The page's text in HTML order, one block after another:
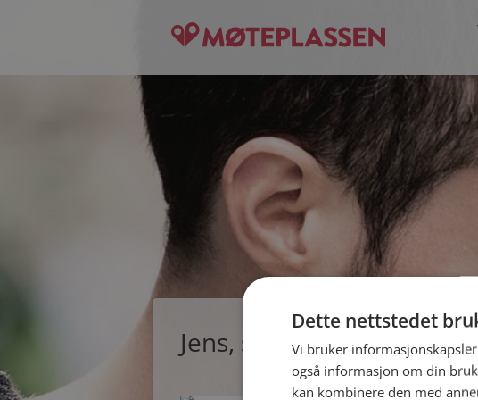
Jens, single mann fra
Dette nettstedet
Vi bruker
også informasjon om din
kan kombinere den med